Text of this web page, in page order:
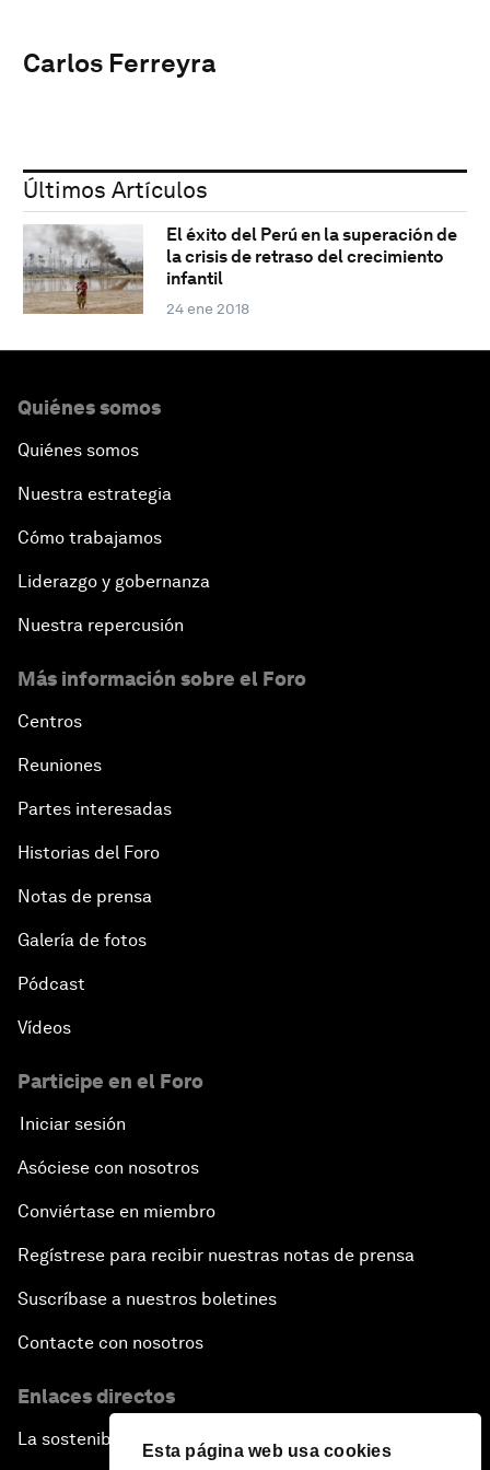
Esta página web usa cookies
Carlos Ferreyra
Últimos Artículos
El éxito del Perú en la superación de
la crisis de retraso del crecimiento
infantil
24 ene 2018
Quiénes somos
Quiénes somos
Nuestra estrategia
Cómo trabajamos
Liderazgo y gobernanza
Nuestra repercusión
Más información sobre el Foro
Centros
Reuniones
Partes interesadas
Historias del Foro
Notas de prensa
Galería de fotos
Pódcast
Vídeos
Participe en el Foro
Iniciar sesión
Asóciese con nosotros
Conviértase en miembro
Regístrese para recibir nuestras notas de prensa
Suscríbase a nuestros boletines
Contacte con nosotros
Enlaces directos
La sostenibilidad en el Foro